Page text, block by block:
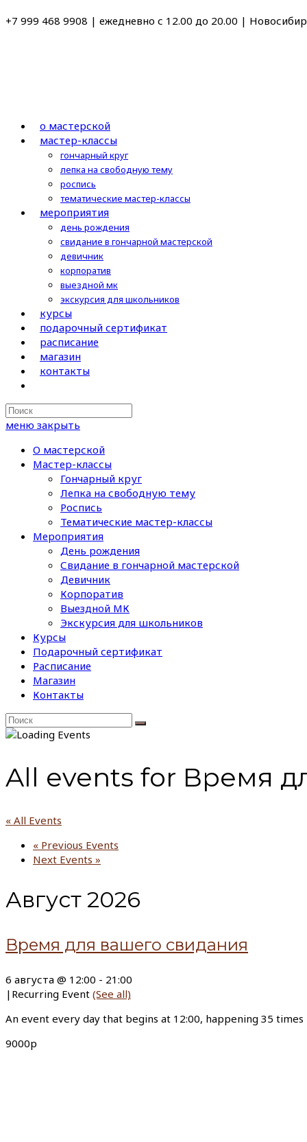
к
+7 999 468 9908 | ежедневно с 12.00 до 20.00 |
о мастерской
мастер-классы
гончарный круг
лепка на свободную тему
роспись
тематические мастер-классы
мероприятия
день рождения
свидание в гончарной мастерской
девичник
корпоратив
выездной мк
экскурсия для школьников
курсы
подарочный сертификат
расписание
магазин
контакты
Search
this
меню закрыть
О мастерской
Мастер-классы
Гончарный круг
Лепка на свободную тему
Роспись
Тематические мастер-классы
Мероприятия
День рождения
Свидание в гончарной мастерской
Девичник
Корпоратив
Выездной МК
Экскурсия для школьников
Курсы
Подарочный сертификат
Расписание
Магазин
Контакты
All events for Время
« All Events
« Previous Events
Next Events »
Август 2026
Время для вашего свидания
6 августа @ 12:00 - 21:00
| Recurring Event (See all)
An event every day that begins at 12:00, happening 35 times
9000р